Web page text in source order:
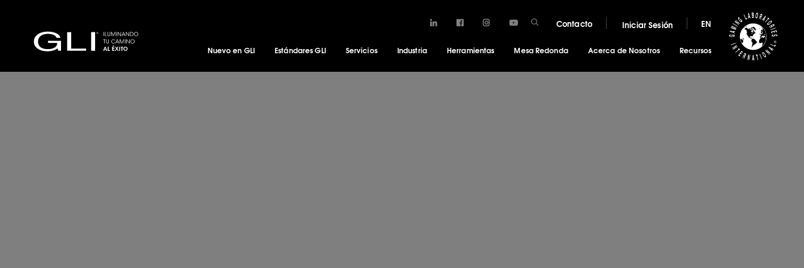
Contacto Iniciar Sesión EN
Nuevo en GLI Estándares GLI Servicios Industria Herramientas Mesa Redonda Acerca de Nosotros Recursos